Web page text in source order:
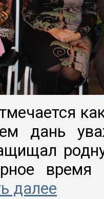
дань
время
далее